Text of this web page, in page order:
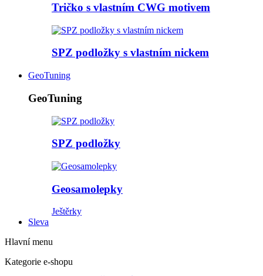
Tričko s vlastním CWG motivem
SPZ podložky s vlastním nickem
GeoTuning
GeoTuning
SPZ podložky
Geosamolepky
Ještěrky
Sleva
Hlavní menu
Kategorie e-shopu